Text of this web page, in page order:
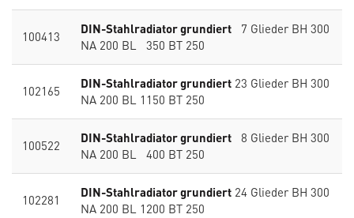
100413 DIN-Stahlradiator grundiert 7 Glieder BH 300
NA 200 BL 350 BT 250
102165 DIN-Stahlradiator grundiert 23 Glieder BH 300
NA 200 BL 1150 BT 250
100522 DIN-Stahlradiator grundiert 8 Glieder BH 300
NA 200 BL 400 BT 250
102281 DIN-Stahlradiator grundiert 24 Glieder BH 300
NA 200 BL 1200 BT 250